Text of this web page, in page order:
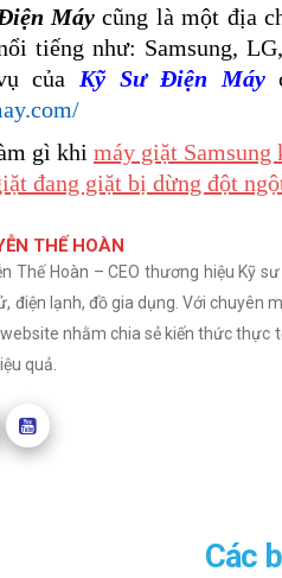
Máy cũng là một địa
tiếng như: Samsung,
của Kỹ Sư Điện Máy
gì khi máy giặt Samsung
đang giặt bị dừng đột
THẾ HOÀN
Thế Hoàn – CEO thương hiệu Kỹ
điện lạnh, đồ gia dụng. Với chuyên
nhằm chia sẻ kiến thức thực
quả.
Các